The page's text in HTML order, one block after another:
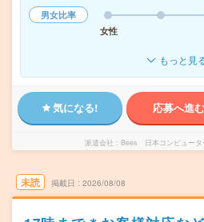
男女比率
女性
もっと見
気になる! 応募へ進む
派遣会社 Bees 日本コンピュータ
未読 掲載日 2026/08/08